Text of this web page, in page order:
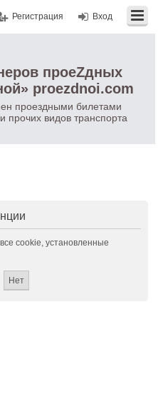
Вход
Регистрация
проеZдных
proezdnoi.com
проездными билетами
прочих видов транспорта
cookie, установленные